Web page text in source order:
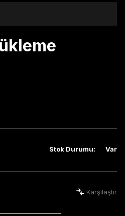
Stok Durumu: Var
Karşılaştır